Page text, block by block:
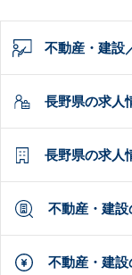
不動産・建設
長野県の求人
長野県の求人
不動産・建
不動産・建